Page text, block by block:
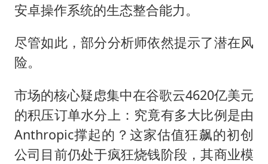
安卓操作系统的生态整合能力。
尽管如此，部分分析师依然提示了潜在风
险。
市场的核心疑虑集中在谷歌云4620亿美元
的积压订单水分上：究竟有多大比例是由
Anthropic撑起的？这家估值狂飙的初创
公司目前仍处于疯狂烧钱阶段，其商业模